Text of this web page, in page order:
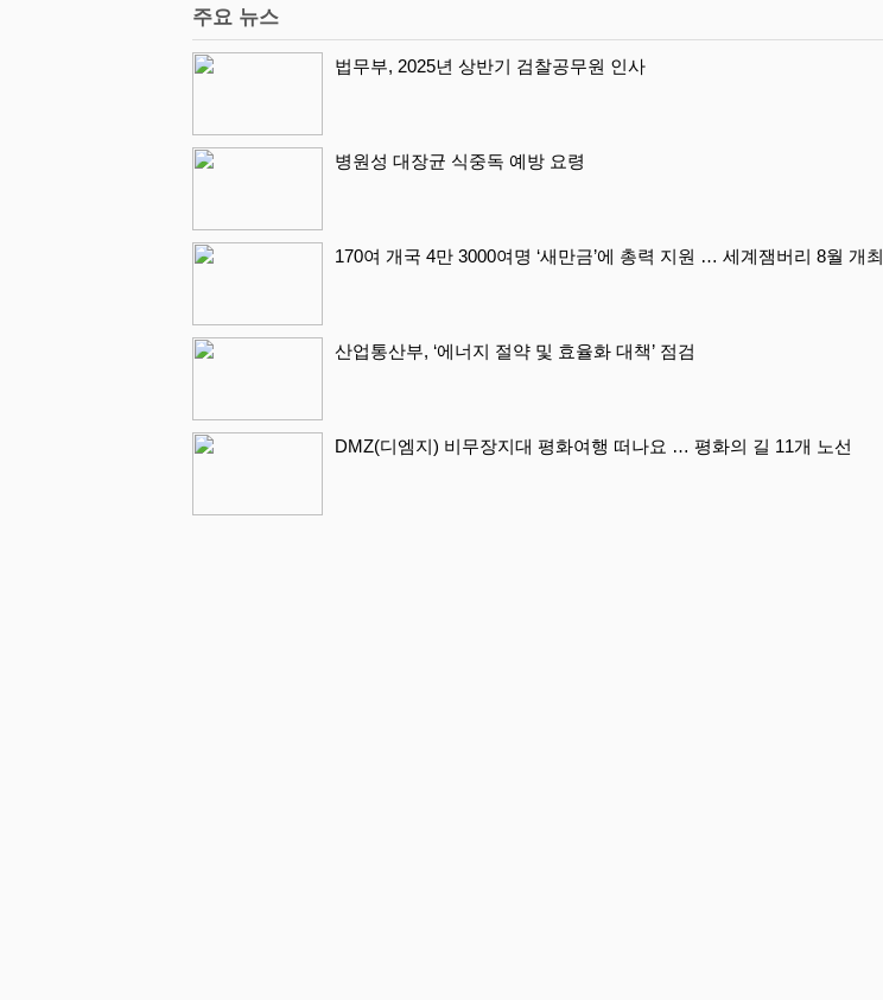
주요 뉴스
법무부, 2025년 상반기 검찰공무원 인사
병원성 대장균 식중독 예방 요령
170여 개국 4만 3000여명 ‘새만금’에 총력 지원 … 세계잼버리 8월 개최
산업통산부, ‘에너지 절약 및 효율화 대책’ 점검
DMZ(디엠지) 비무장지대 평화여행 떠나요 … 평화의 길 11개 노선